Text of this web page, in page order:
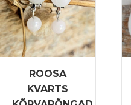
ROOSA
KVARTS